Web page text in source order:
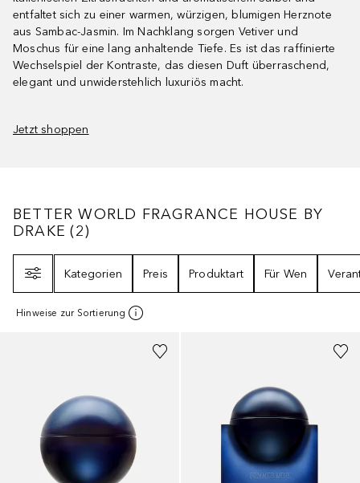
entfaltet sich zu einer warmen, würzigen, blumigen Herznote
aus Sambac-Jasmin. Im Nachklang sorgen Vetiver und
Moschus für eine lang anhaltende Tiefe. Es ist das raffinierte
Wechselspiel der Kontraste, das diesen Duft überraschend,
elegant und unwiderstehlich luxuriös macht.
Jetzt shoppen
BETTER WORLD FRAGRANCE HOUSE BY
BETTER WORLD FRAGRANCE HOUSE BY
DRAKE (2)
Kategorien
Preis Produktart Für Wen
Hinweise zur Sortierung
Größen